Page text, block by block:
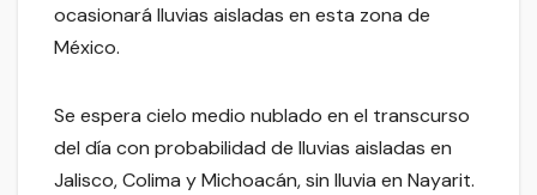
ocasionará lluvias aisladas en esta zona de
México.
Se espera cielo medio nublado en el transcurso
del día con probabilidad de lluvias aisladas en
Jalisco, Colima y Michoacán, sin lluvia en Nayarit.